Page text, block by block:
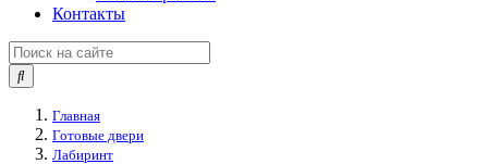
Контакты
Главная
Готовые двери
Лабиринт